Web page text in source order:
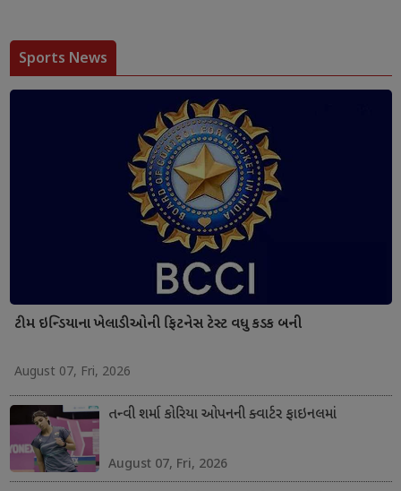
Sports News
ટીમ ઇન્ડિયાના ખેલાડીઓની ફિટનેસ ટેસ્ટ વધુ કડક બની
August 07, Fri, 2026
તન્વી શર્મા કોરિયા ઓપનની ક્વાર્ટર ફાઇનલમાં
August 07, Fri, 2026